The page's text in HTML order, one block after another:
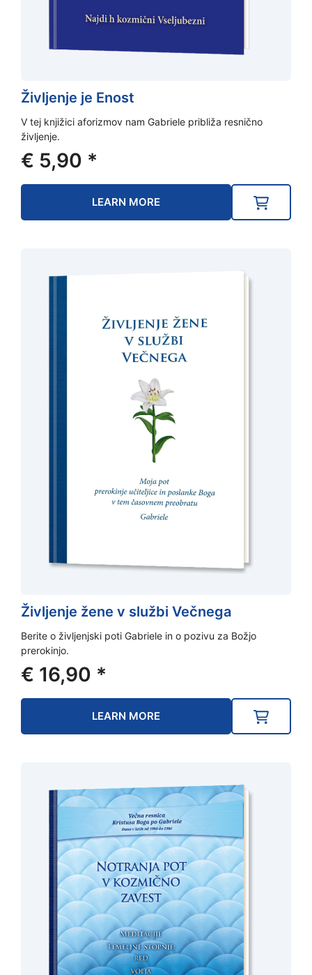
Življenje je Enost
V tej knjižici aforizmov nam Gabriele približa resnično
življenje.
€ 5,90 *
LEARN MORE
Življenje žene v službi Večnega
Berite o življenjski poti Gabriele in o pozivu za Božjo
prerokinjo.
€ 16,90 *
LEARN MORE